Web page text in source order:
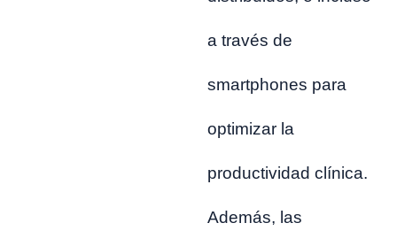
a través de
smartphones para
optimizar la
productividad clínica.
Además, las